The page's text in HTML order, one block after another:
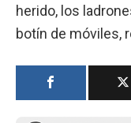
herido, los
botín de móviles,